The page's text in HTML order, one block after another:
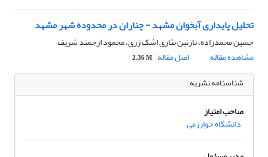
تحلیل پایداری آبخوان مشهد - چناران در محدوده شهر مشهد
حسین محمدزاده، نازنین نثاری اشک زری، محمود ارجمند شریف
مشاهده مقاله
اصل مقاله 2.36 M
شناسنامه نشریه
صاحب امتیاز
دانشگاه خوارزمی